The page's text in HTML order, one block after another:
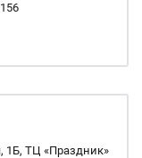
1Б, ТЦ «Праздник»